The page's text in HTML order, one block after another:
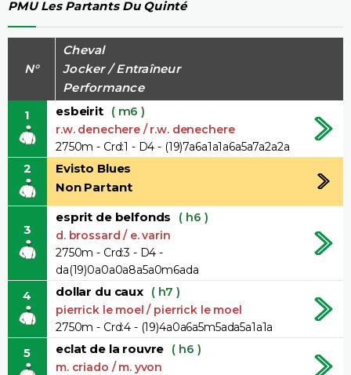
PMU Les Partants Du Quinté
N°
Cheval
Jocker / Entraîneur
Performance
1
esbeirit ( m6 )
r.w. denechere / r.w. denechere
2750m - Crd:1 - D4 - (19)7a6a1a1a6a5a7a2a2a
2
Evisto Blues
Non Partant
3
esprit de belfonds ( h6 )
d. brossard / e. varin
2750m - Crd:3 - D4 -
da(19)0a0a0a8a5a0m6ada
4 dollar du caux ( h7 )
pierrick le moel / pierrick le moel
2750m - Crd:4 - (19)4a0a6a5m5ada5a1a1a
5 eclat de la rouvre ( h6 )
m. criado / m. yvon